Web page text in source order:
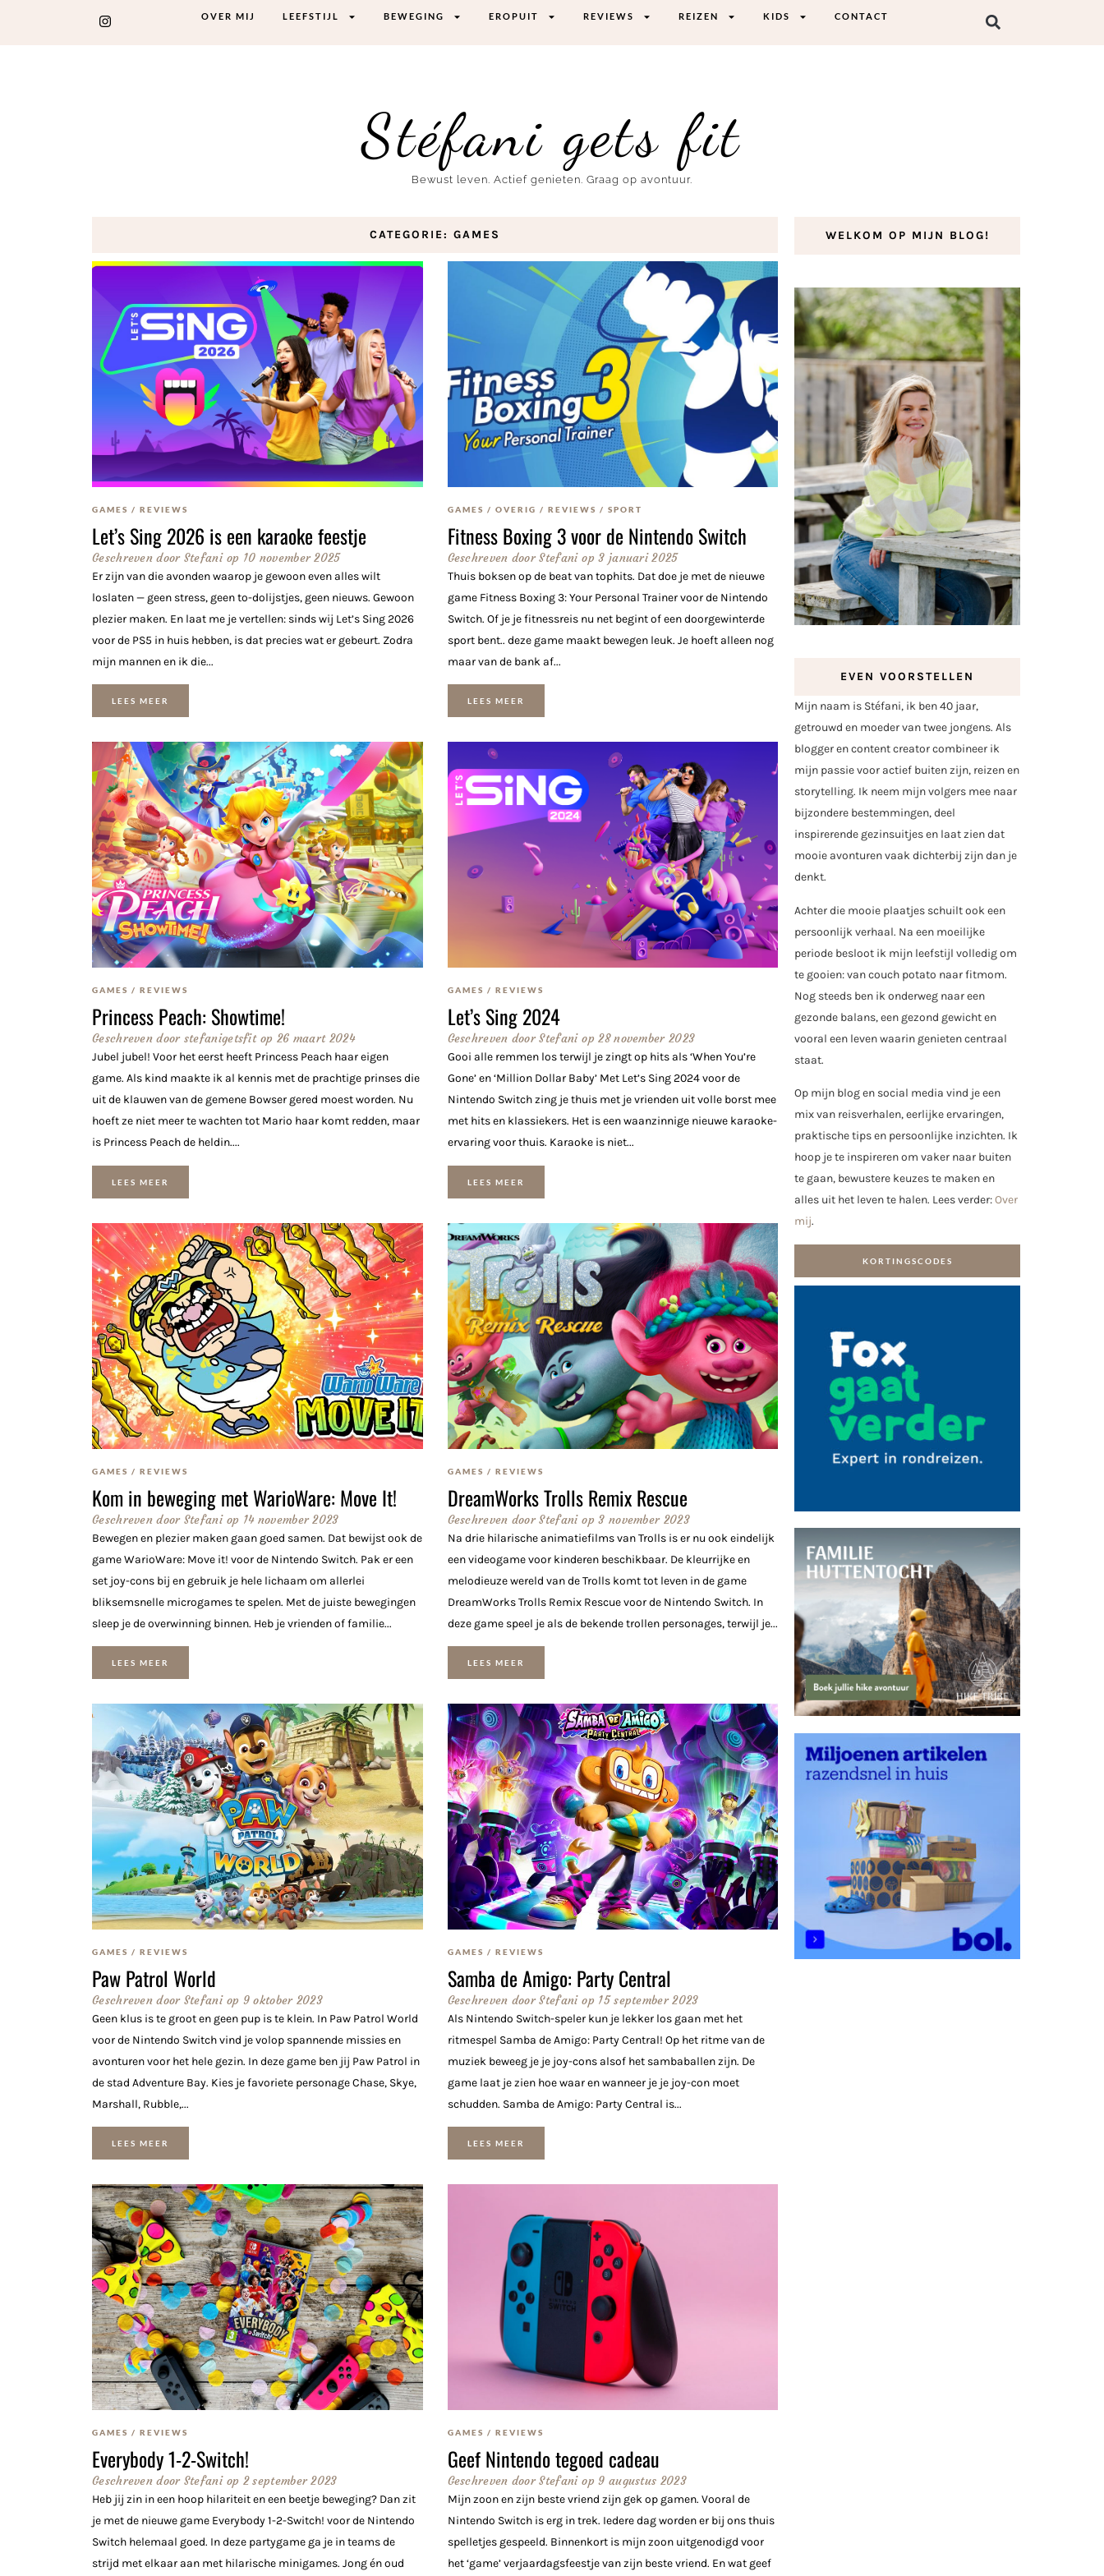
OVER MIJ LEEFSTIJL BEWEGING EROPUIT REVIEWS REIZEN KIDS CONTACT
Stéfani gets fit
Bewust leven. Actief genieten. Graag op avontuur.
CATEGORIE: GAMES
GAMES / REVIEWS
Let’s Sing 2026 is een karaoke feestje
Geschreven doorStefani op 10 november 2025
Er zijn van die avonden waarop je gewoon even alles wilt
loslaten — geen stress, geen to-dolijstjes, geen nieuws. Gewoon
plezier maken. En laat me je vertellen: sinds wij Let’s Sing 2026
voor de PS5 in huis hebben, is dat precies wat er gebeurt. Zodra
mijn mannen en ik die...
LEES MEER
GAMES / OVERIG / REVIEWS / SPORT
Fitness Boxing 3 voor de Nintendo Switch
Geschreven doorStefani op 3 januari 2025
Thuis boksen op de beat van tophits. Dat doe je met de nieuwe
game Fitness Boxing 3: Your Personal Trainer voor de Nintendo
Switch. Of je je fitnessreis nu net begint of een doorgewinterde
sport bent.. deze game maakt bewegen leuk. Je hoeft alleen nog
maar van de bank af...
LEES MEER
GAMES / REVIEWS
Princess Peach: Showtime!
Geschreven doorstefanigetsfit op 26 maart 2024
Jubel jubel! Voor het eerst heeft Princess Peach haar eigen
game. Als kind maakte ik al kennis met de prachtige prinses die
uit de klauwen van de gemene Bowser gered moest worden. Nu
hoeft ze niet meer te wachten tot Mario haar komt redden, maar
is Princess Peach de heldin....
LEES MEER
GAMES / REVIEWS
Let’s Sing 2024
Geschreven doorStefani op 28 november 2023
Gooi alle remmen los terwijl je zingt op hits als ‘When You’re
Gone’ en ‘Million Dollar Baby’ Met Let’s Sing 2024 voor de
Nintendo Switch zing je thuis met je vrienden uit volle borst mee
met hits en klassiekers. Het is een waanzinnige nieuwe karaoke-
ervaring voor thuis. Karaoke is niet...
LEES MEER
GAMES / REVIEWS
Kom in beweging met WarioWare: Move It!
Geschreven doorStefani op 14 november 2023
Bewegen en plezier maken gaan goed samen. Dat bewijst ook de
game WarioWare: Move it! voor de Nintendo Switch. Pak er een
set joy-cons bij en gebruik je hele lichaam om allerlei
bliksemsnelle microgames te spelen. Met de juiste bewegingen
sleep je de overwinning binnen. Heb je vrienden of familie...
LEES MEER
GAMES / REVIEWS
DreamWorks Trolls Remix Rescue
Geschreven doorStefani op 3 november 2023
Na drie hilarische animatiefilms van Trolls is er nu ook eindelijk
een videogame voor kinderen beschikbaar. De kleurrijke en
melodieuze wereld van de Trolls komt tot leven in de game
DreamWorks Trolls Remix Rescue voor de Nintendo Switch. In
deze game speel je als de bekende trollen personages, terwijl je...
LEES MEER
GAMES / REVIEWS
Paw Patrol World
Geschreven doorStefani op 9 oktober 2023
Geen klus is te groot en geen pup is te klein. In Paw Patrol World
voor de Nintendo Switch vind je volop spannende missies en
avonturen voor het hele gezin. In deze game ben jij Paw Patrol in
de stad Adventure Bay. Kies je favoriete personage Chase, Skye,
Marshall, Rubble,...
LEES MEER
GAMES / REVIEWS
Samba de Amigo: Party Central
Geschreven doorStefani op 15 september 2023
Als Nintendo Switch-speler kun je lekker los gaan met het
ritmespel Samba de Amigo: Party Central! Op het ritme van de
muziek beweeg je je joy-cons alsof het sambaballen zijn. De
game laat je zien hoe waar en wanneer je je joy-con moet
schudden. Samba de Amigo: Party Central is...
LEES MEER
GAMES / REVIEWS
Everybody 1-2-Switch!
Geschreven doorStefani op 2 september 2023
Heb jij zin in een hoop hilariteit en een beetje beweging? Dan zit
je met de nieuwe game Everybody 1-2-Switch! voor de Nintendo
Switch helemaal goed. In deze partygame ga je in teams de
strijd met elkaar aan met hilarische minigames. Jong én oud
GAMES / REVIEWS
Geef Nintendo tegoed cadeau
Geschreven doorStefani op 9 augustus 2023
Mijn zoon en zijn beste vriend zijn gek op gamen. Vooral de
Nintendo Switch is erg in trek. Iedere dag worden er bij ons thuis
spelletjes gespeeld. Binnenkort is mijn zoon uitgenodigd voor
het ‘game’ verjaardagsfeestje van zijn beste vriend. En wat geef
WELKOM OP MIJN BLOG!
EVEN VOORSTELLEN
Mijn naam is Stéfani, ik ben 40 jaar,
getrouwd en moeder van twee jongens. Als
blogger en content creator combineer ik
mijn passie voor actief buiten zijn, reizen en
storytelling. Ik neem mijn volgers mee naar
bijzondere bestemmingen, deel
inspirerende gezinsuitjes en laat zien dat
mooie avonturen vaak dichterbij zijn dan je
denkt.
Achter die mooie plaatjes schuilt ook een
persoonlijk verhaal. Na een moeilijke
periode besloot ik mijn leefstijl volledig om
te gooien: van couch potato naar fitmom.
Nog steeds ben ik onderweg naar een
gezonde balans, een gezond gewicht en
vooral een leven waarin genieten centraal
staat.
Op mijn blog en social media vind je een
mix van reisverhalen, eerlijke ervaringen,
praktische tips en persoonlijke inzichten. Ik
hoop je te inspireren om vaker naar buiten
te gaan, bewustere keuzes te maken en
alles uit het leven te halen. Lees verder:Over
mij.
KORTINGSCODES